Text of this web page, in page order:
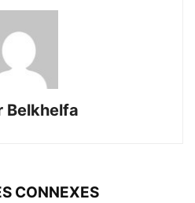
Belkhelfa
CONNEXES